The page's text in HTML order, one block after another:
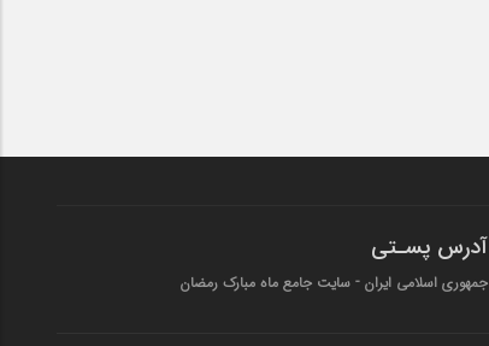
آدرس پسـتی
جمهوری اسلامی ایران - سایت جامع ماه مبارک رمضان